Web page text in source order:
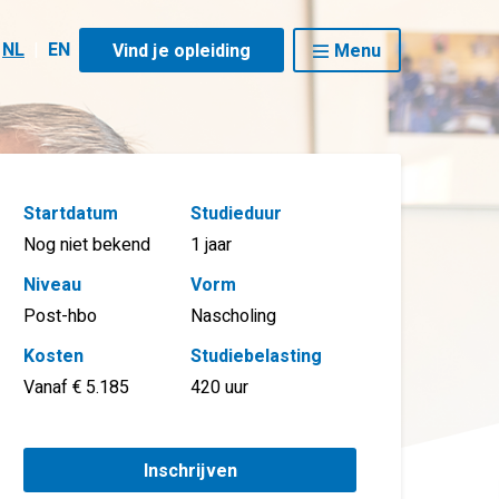
NL EN Vind je opleiding Menu
Startdatum
Nog niet bekend
Studieduur
1 jaar
Niveau
Post-hbo
Vorm
Nascholing
Kosten
Vanaf € 5.185
Studiebelasting
420 uur
Inschrijven